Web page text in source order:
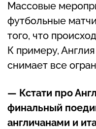
Массовые
футбольные
того, что
К примеру,
снимает все
— Кстати про
финальный
англичанами и